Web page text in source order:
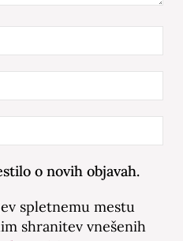
o novih objavah.
spletnemu mestu
shranitev vnešenih